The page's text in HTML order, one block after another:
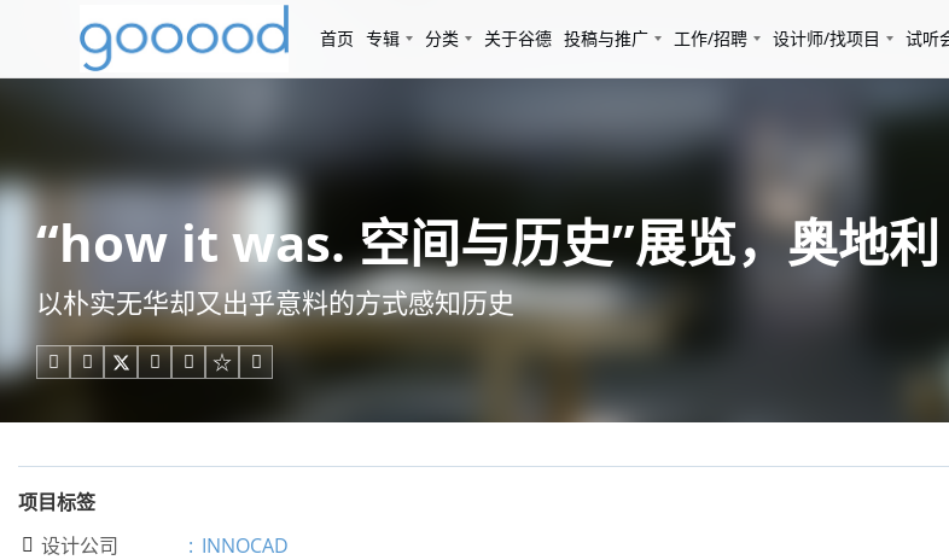
首页 专辑 分类 关于谷德 投稿与推广 工作/招聘 设计师/找项目 试听
“how it was. 空间与历史”展览，奥地
以朴实无华却又出乎意料的方式感知历史
    
项目标签
 设计公司 : INNOCAD